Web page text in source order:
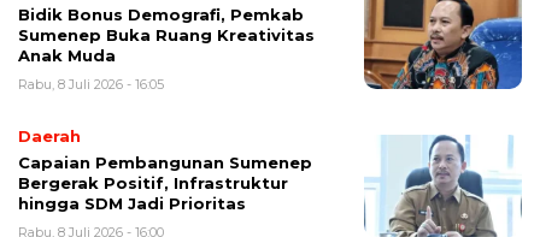
Bidik Bonus Demografi, Pemkab
Sumenep Buka Ruang Kreativitas
Anak Muda
Rabu, 8 Juli 2026 - 16:05
Daerah
Capaian Pembangunan Sumenep
Bergerak Positif, Infrastruktur
hingga SDM Jadi Prioritas
Rabu, 8 Juli 2026 - 16:00